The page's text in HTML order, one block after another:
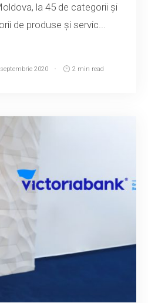
la 45 de categorii și
de produse și servic...
2020 2 min read